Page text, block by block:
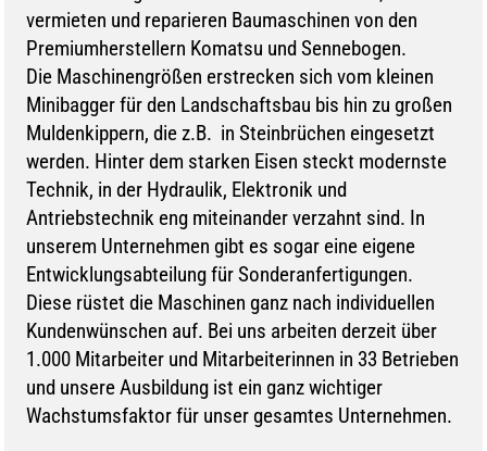
vermieten und reparieren Baumaschinen von den
Premiumherstellern Komatsu und Sennebogen.
Die Maschinengrößen erstrecken sich vom kleinen
Minibagger für den Landschaftsbau bis hin zu großen
Muldenkippern, die z.B. in Steinbrüchen eingesetzt
werden. Hinter dem starken Eisen steckt modernste
Technik, in der Hydraulik, Elektronik und
Antriebstechnik eng miteinander verzahnt sind. In
unserem Unternehmen gibt es sogar eine eigene
Entwicklungsabteilung für Sonderanfertigungen.
Diese rüstet die Maschinen ganz nach individuellen
Kundenwünschen auf. Bei uns arbeiten derzeit über
1.000 Mitarbeiter und Mitarbeiterinnen in 33 Betrieben
und unsere Ausbildung ist ein ganz wichtiger
Wachstumsfaktor für unser gesamtes Unternehmen.